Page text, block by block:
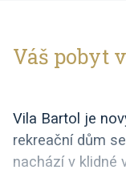
Váš pobyt
Vila Bartol je
rekreační dům
nachází v klidné